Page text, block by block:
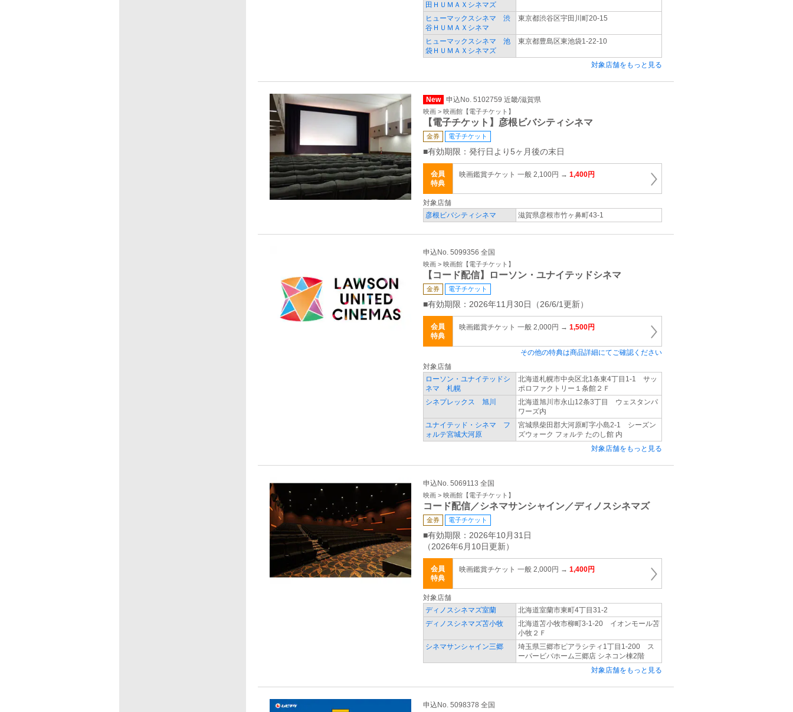
田ＨＵＭＡＸシネマズ
ヒューマックスシネマ 渋
谷ＨＵＭＡＸシネマ
東京都渋谷区宇田川町20‐15
ヒューマックスシネマ 池
袋ＨＵＭＡＸシネマズ
東京都豊島区東池袋1‐22‐10
対象店舗をもっと見る
New 申込No. 5102759 近畿/滋賀県
映画 > 映画館【電子チケット】
【電子チケット】彦根ビバシティシネマ
金券 電子チケット
■有効期限：発行日より5ヶ月後の末日
会員
特典
映画鑑賞チケット 一般 2,100円 → 1,400円
対象店舗
彦根ビバシティシネマ
滋賀県彦根市竹ヶ鼻町43‐1
申込No. 5099356 全国
映画 > 映画館【電子チケット】
【コード配信】ローソン・ユナイテッドシネマ
金券 電子チケット
■有効期限：2026年11月30日（26/6/1更新）
会員
特典
映画鑑賞チケット 一般 2,000円 → 1,500円
その他の特典は商品詳細にてご確認ください
対象店舗
ローソン・ユナイテッドシ
ネマ 札幌
北海道札幌市中央区北1条東4丁目1‐1 サッ
ポロファクトリー１条館２Ｆ
シネプレックス 旭川
北海道旭川市永山12条3丁目 ウェスタンパ
ワーズ内
ユナイテッド・シネマ フ
ォルテ宮城大河原
宮城県柴田郡大河原町字小島2-1 シーズン
ズウォーク フォルテ たのし館 内
対象店舗をもっと見る
申込No. 5069113 全国
映画 > 映画館【電子チケット】
コード配信／シネマサンシャイン／ディノスシネマズ
金券 電子チケット
■有効期限：2026年10月31日
（2026年6月10日更新）
会員
特典
映画鑑賞チケット 一般 2,000円 → 1,400円
対象店舗
ディノスシネマズ室蘭
北海道室蘭市東町4丁目31‐2
ディノスシネマズ苫小牧
北海道苫小牧市柳町3‐1‐20 イオンモール苫
小牧２Ｆ
シネマサンシャイン三郷
埼玉県三郷市ピアラシティ1丁目1-200 ス
ーパービバホーム三郷店 シネコン棟2階
対象店舗をもっと見る
申込No. 5098378 全国